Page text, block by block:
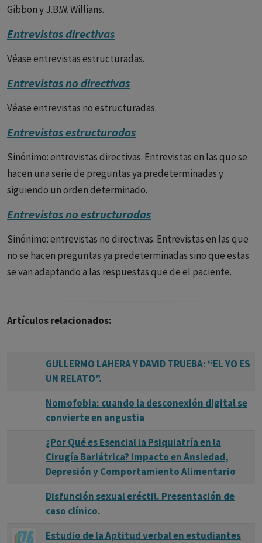
Gibbon y J.B.W. Willians.
Entrevistas directivas
Véase entrevistas estructuradas.
Entrevistas no directivas
Véase entrevistas no estructuradas.
Entrevistas estructuradas
Sinónimo: entrevistas directivas. Entrevistas en las que se
hacen una serie de preguntas ya predeterminadas y
siguiendo un orden determinado.
Entrevistas no estructuradas
Sinónimo: entrevistas no directivas. Entrevistas en las que
no se hacen preguntas ya predeterminadas sino que estas
se van adaptando a las respuestas que de el paciente.
Artículos relacionados:
GULLERMO LAHERA Y DAVID TRUEBA: “EL YO ES
UN RELATO”.
Nomofobia: cuando la desconexión digital se
convierte en angustia
¿Por Qué es Esencial la Psiquiatría en la
Cirugía Bariátrica? Impacto en Ansiedad,
Depresión y Comportamiento Alimentario
Disfunción sexual eréctil. Presentación de
caso clínico.
Estudio de la Aptitud verbal en estudiantes